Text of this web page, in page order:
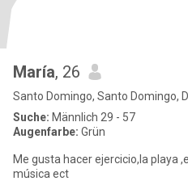
María, 26
Santo Domingo, Santo Domingo,
Suche: Männlich 29 - 57
Augenfarbe: Grün
Me gusta hacer ejercicio,la playa
música ect